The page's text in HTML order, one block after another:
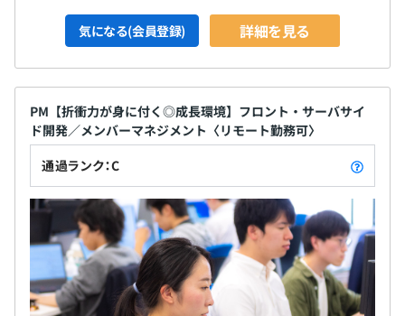
気になる(会員登録) 詳細を見る
PM【折衝力が身に付く◎成長環境】フロント・サーバサイ
ド開発／メンバーマネジメント〈リモート勤務可〉
通過ランク：C